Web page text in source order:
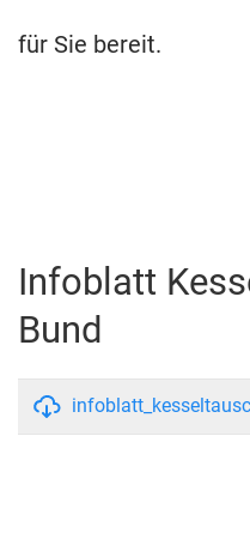
für Sie bereit.
Infoblatt
Bund